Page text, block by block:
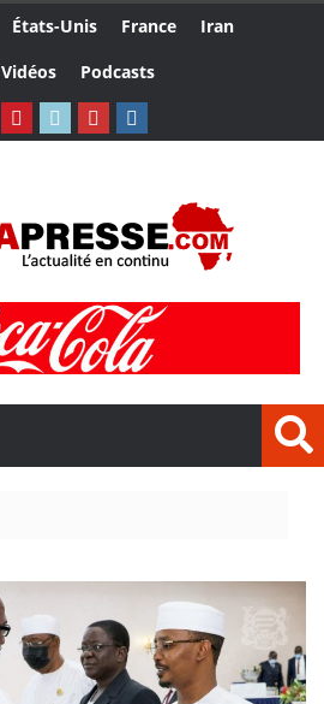
États-Unis France
Iran
Vidéos Podcasts
Bénin :